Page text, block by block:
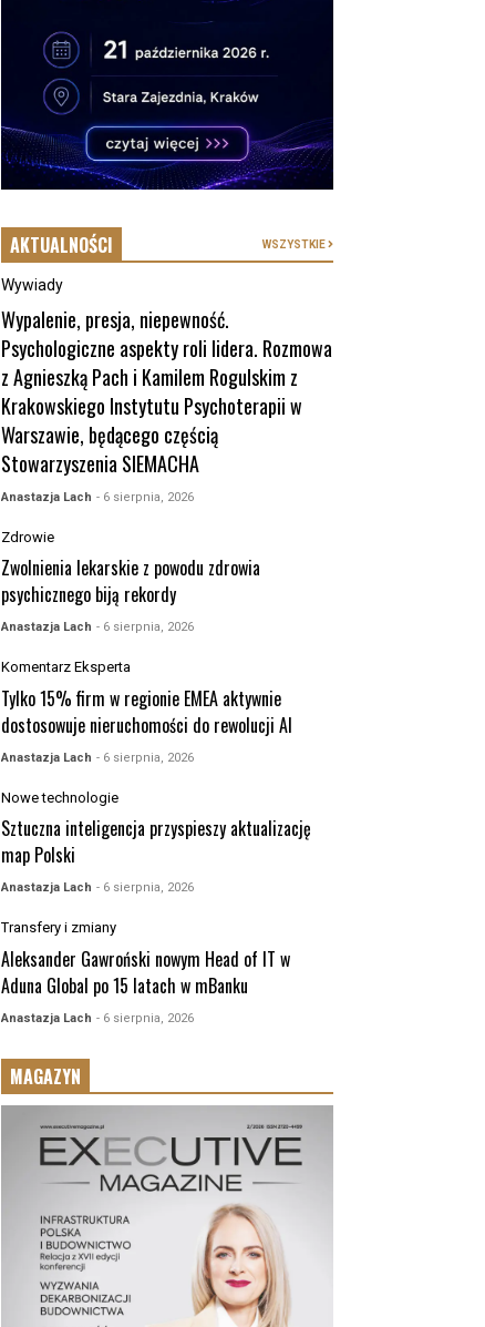
AKTUALNOŚCI WSZYSTKIE
Wywiady
Wypalenie, presja, niepewność.
Psychologiczne aspekty roli lidera. Rozmowa
z Agnieszką Pach i Kamilem Rogulskim z
Krakowskiego Instytutu Psychoterapii w
Warszawie, będącego częścią
Stowarzyszenia SIEMACHA
Anastazja Lach - 6 sierpnia, 2026
Zdrowie
Zwolnienia lekarskie z powodu zdrowia
psychicznego biją rekordy
Anastazja Lach - 6 sierpnia, 2026
Komentarz Eksperta
Tylko 15% firm w regionie EMEA aktywnie
dostosowuje nieruchomości do rewolucji AI
Anastazja Lach - 6 sierpnia, 2026
Nowe technologie
Sztuczna inteligencja przyspieszy aktualizację
map Polski
Anastazja Lach - 6 sierpnia, 2026
Transfery i zmiany
Aleksander Gawroński nowym Head of IT w
Aduna Global po 15 latach w mBanku
Anastazja Lach - 6 sierpnia, 2026
MAGAZYN